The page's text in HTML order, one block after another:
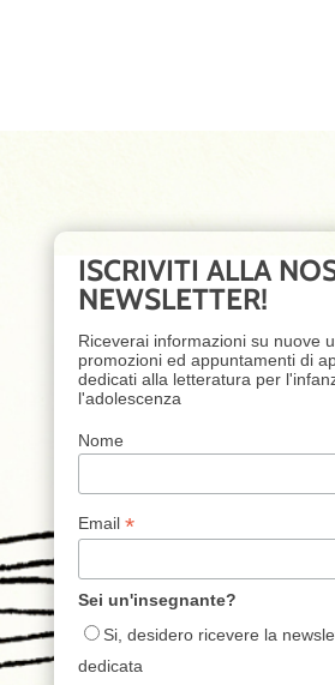
ISCRIVITI ALLA
NEWSLETTER!
Riceverai informazioni su nuove
promozioni ed appuntamenti di
dedicati alla letteratura per
l'adolescenza
Nome
Email *
Sei un'insegnante?
Si, desidero ricevere la
dedicata